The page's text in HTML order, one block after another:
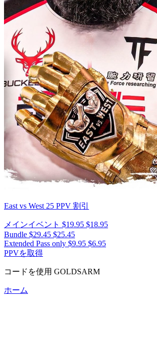
East vs West 25 PPV 割引
メインイベント $19.95 $18.95
Bundle $29.45 $25.45
Extended Pass only $9.95 $6.95
PPVを取得
コードを使用 GOLDSARM
ホーム